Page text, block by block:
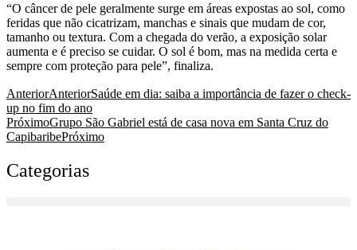
“O câncer de pele geralmente surge em áreas expostas ao sol, como
feridas que não cicatrizam, manchas e sinais que mudam de cor,
tamanho ou textura. Com a chegada do verão, a exposição solar
aumenta e é preciso se cuidar. O sol é bom, mas na medida certa e
sempre com proteção para pele”, finaliza.
AnteriorAnteriorSaúde em dia: saiba a importância de fazer o check-
up no fim do ano
PróximoGrupo São Gabriel está de casa nova em Santa Cruz do
CapibaribePróximo
Categorias